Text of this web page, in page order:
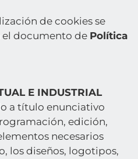
de cookies se
documento de Política
E INDUSTRIAL
a título enunciativo
edición,
necesarios
los diseños, logotipos,